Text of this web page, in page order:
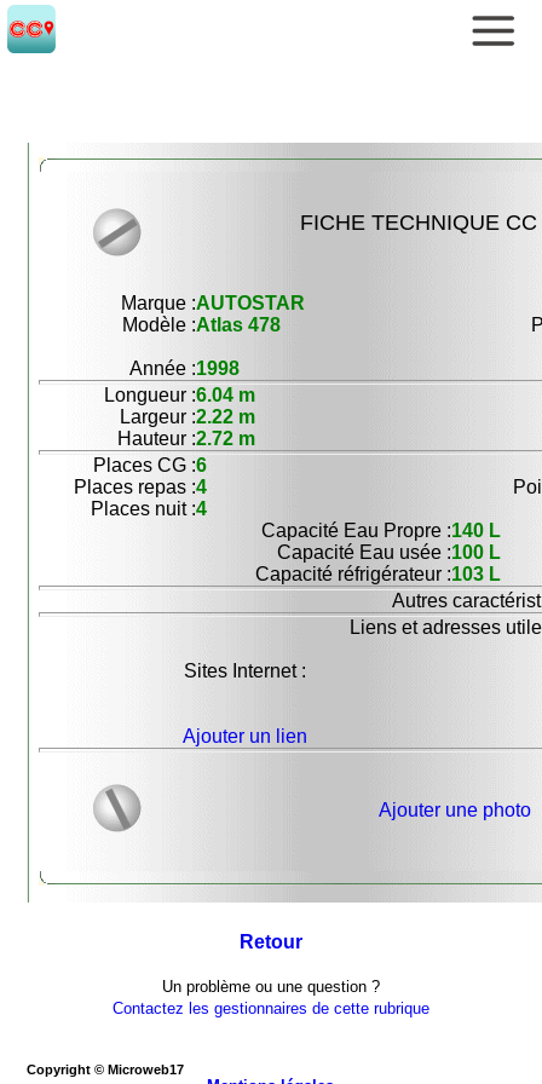
FICHE TECHNIQUE CC
Marque :AUTOSTAR
Modèle :Atlas 478
Année :1998
Longueur :6.04 m
Largeur :2.22 m
Hauteur :2.72 m
Places CG :6
Places repas :4
Places nuit :4
Capacité Eau Propre :140 L
Capacité Eau usée :100 L
Capacité réfrigérateur :103 L
Autres
Liens et adresses
Sites Internet :
Ajouter un lien
Ajouter une photo
Retour
Un problème ou une question ?
Contactez les gestionnaires de cette rubrique
Copyright © Microweb17